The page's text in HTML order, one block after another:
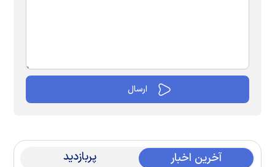
آخرین اخبار پربازدید